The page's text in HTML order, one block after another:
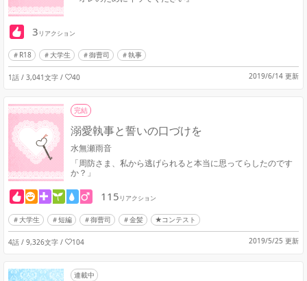
3 リアクション
R18 大学生 御曹司 執事
1話 / 3,041文字 / 40 2019/6/14 更新
完結
溺愛執事と誓いの口づけを
水無瀬雨音
「周防さま、私から逃げられると本当に思ってらしたのです
か？」
115 リアクション
大学生 短編 御曹司 金髪 ★コンテスト
4話 / 9,326文字 / 104 2019/5/25 更新
連載中